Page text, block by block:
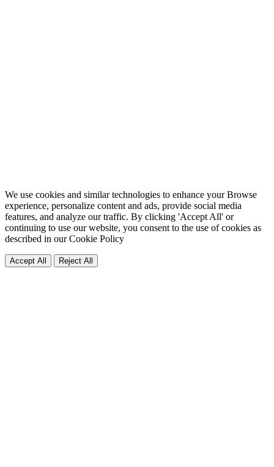
We use cookies and similar technologies to enhance your Browse
experience, personalize content and ads, provide social media
features, and analyze our traffic. By clicking 'Accept All' or
continuing to use our website, you consent to the use of cookies as
described in ourCookie Policy
Accept All Reject All